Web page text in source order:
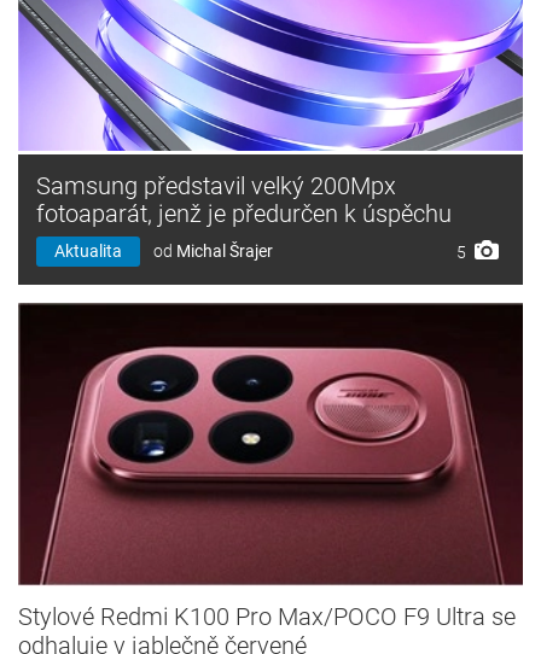
Samsung představil velký 200Mpx
fotoaparát, jenž je předurčen k úspěchu
Aktualita od Michal Šrajer 5
Stylové Redmi K100 Pro Max/POCO F9 Ultra se
odhaluje v jablečně červené